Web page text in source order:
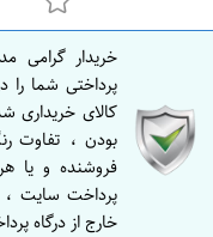
خریدار گرامی
پرداختی شما
کالای خریداری
بودن ، تفاوت
فروشنده و یا
پرداخت سایت ،
خارج از درگاه